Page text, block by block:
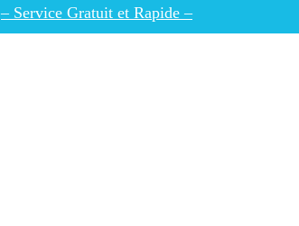
– Service Gratuit et Rapide –